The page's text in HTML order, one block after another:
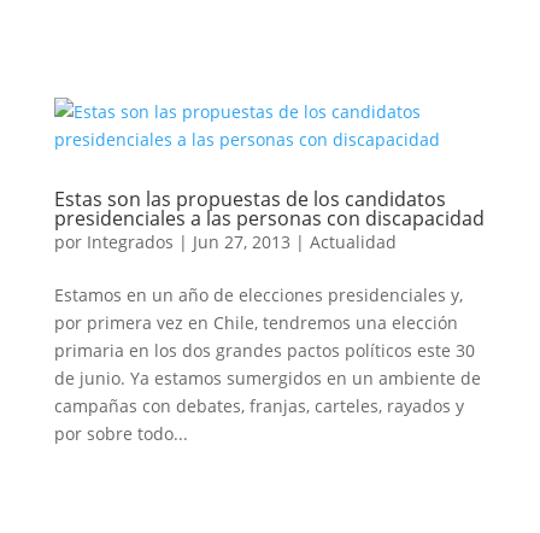
Estas son las propuestas de los candidatos
presidenciales a las personas con discapacidad
por Integrados | Jun 27, 2013 | Actualidad
Estamos en un año de elecciones presidenciales y,
por primera vez en Chile, tendremos una elección
primaria en los dos grandes pactos políticos este 30
de junio. Ya estamos sumergidos en un ambiente de
campañas con debates, franjas, carteles, rayados y
por sobre todo...